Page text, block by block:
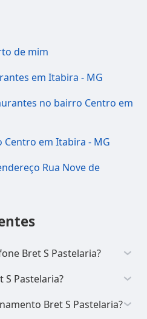
de mim
em Itabira - MG
no bairro Centro em
Centro em Itabira - MG
Rua Nove de
Bret S Pastelaria?
S Pastelaria?
Bret S Pastelaria?